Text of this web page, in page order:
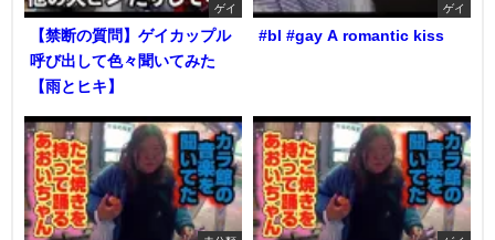
ゲイ
【禁断の質問】ゲイカップル
呼び出して色々聞いてみた
【雨とヒキ】
ゲイ
#bl #gay A romantic kiss